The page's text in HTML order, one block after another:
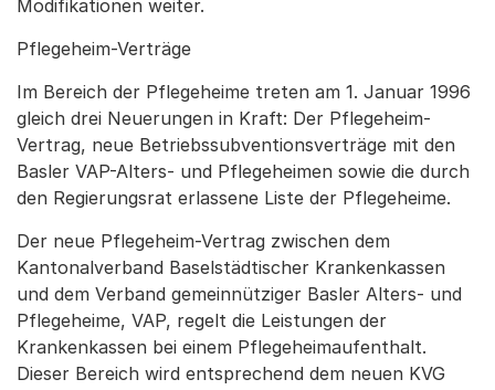
Modifikationen weiter.
Pflegeheim-Verträge
Im Bereich der Pflegeheime treten am 1. Januar 1996
gleich drei Neuerungen in Kraft: Der Pflegeheim-
Vertrag, neue Betriebssubventionsverträge mit den
Basler VAP-Alters- und Pflegeheimen sowie die durch
den Regierungsrat erlassene Liste der Pflegeheime.
Der neue Pflegeheim-Vertrag zwischen dem
Kantonalverband Baselstädtischer Krankenkassen
und dem Verband gemeinnütziger Basler Alters- und
Pflegeheime, VAP, regelt die Leistungen der
Krankenkassen bei einem Pflegeheimaufenthalt.
Dieser Bereich wird entsprechend dem neuen KVG